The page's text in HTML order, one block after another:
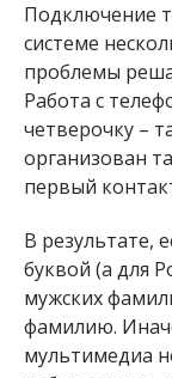
Подключение
системе
проблемы
Работа с
четверочку –
организован
первый
В результате,
буквой (а для
мужских
фамилию.
мультимедиа